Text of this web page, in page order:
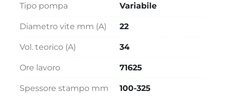
Tipo pompa Variabile
Diametro vite mm (A) 22
Vol. teorico (A) 34
Ore lavoro 71625
Spessore stampo mm 100-325